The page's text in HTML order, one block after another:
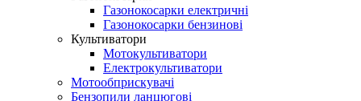
Газонокосарки електричні
Газонокосарки бензинові
Культиватори
Мотокультиватори
Електрокультиватори
Мотообприскувачі
Бензопили ланцюгові